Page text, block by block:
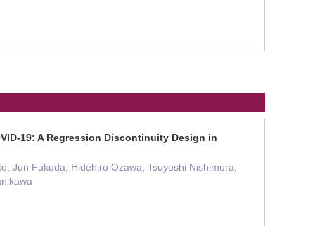
19: A Regression Discontinuity Design in
Jun Fukuda, Hidehiro Ozawa, Tsuyoshi Nishimura,